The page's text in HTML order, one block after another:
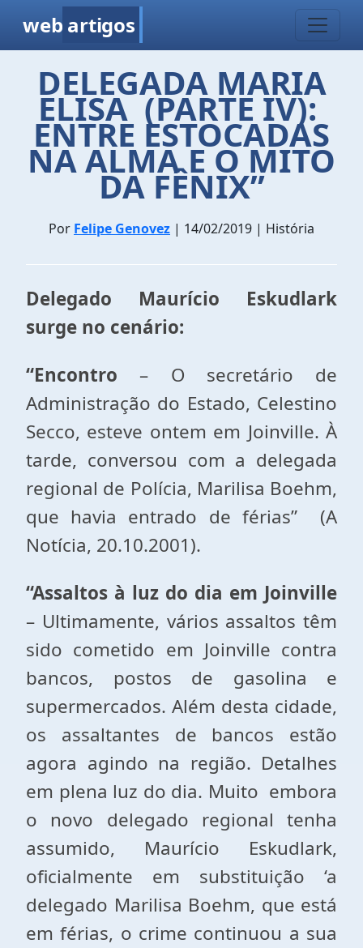
web artigos
DELEGADA MARIA
ELISA (PARTE IV):
ENTRE ESTOCADAS
NA ALMA E O MITO
DA FÊNIX”
Por Felipe Genovez | 14/02/2019 | História
Delegado Maurício Eskudlark
surge no cenário:
“Encontro – O secretário de
Administração do Estado, Celestino
Secco, esteve ontem em Joinville. À
tarde, conversou com a delegada
regional de Polícia, Marilisa Boehm,
que havia entrado de férias” (A
Notícia, 20.10.2001).
“Assaltos à luz do dia em Joinville
– Ultimamente, vários assaltos têm
sido cometido em Joinville contra
bancos, postos de gasolina e
supermercados. Além desta cidade,
os assaltantes de bancos estão
agora agindo na região. Detalhes
em plena luz do dia. Muito embora
o novo delegado regional tenha
assumido, Maurício Eskudlark,
oficialmente em substituição ‘a
delegado Marilisa Boehm, que está
em férias, o crime continuou a sua